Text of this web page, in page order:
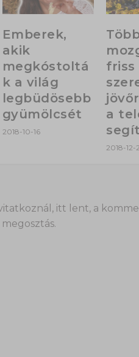
Emberek,
akik
megkóstoltá
k a világ
legbüdösebb
gyümölcsét
2018-10-16
friss
a
2018-12-
itt lent, a